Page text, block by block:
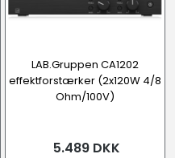
LAB.Gruppen CA1202
effektforstærker (2x120W 4/8
Ohm/100V)
5.489 DKK